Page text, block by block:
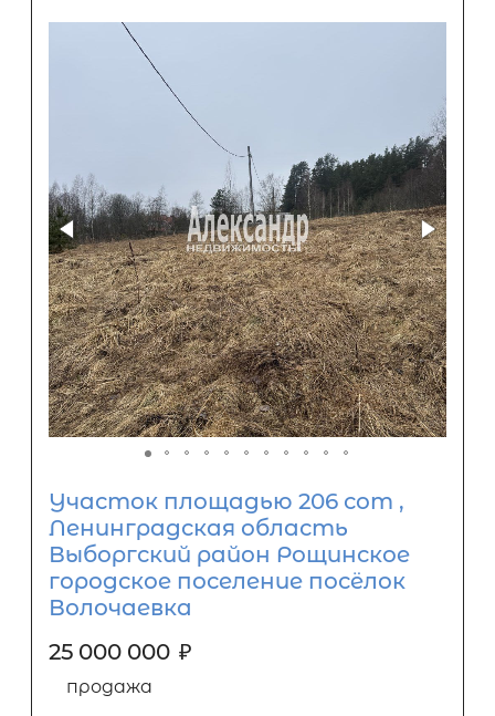
Участок площадью 206 сот ,
Ленинградская область
Выборгский район Рощинское
городское поселение посёлок
Волочаевка
25 000 000 ₽
продажа